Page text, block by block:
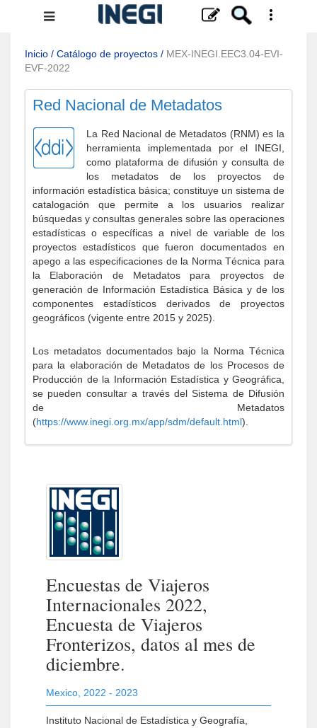
Menú
navegación
Inicio / Catálogo de proyectos / MEX-INEGI.EEC3.04-EVI-
EVF-2022
Red Nacional de Metadatos
La Red Nacional de Metadatos (RNM) es la
herramienta implementada por el INEGI,
como plataforma de difusión y consulta de
los metadatos de los proyectos de
información estadística básica; constituye un sistema de
catalogación que permite a los usuarios realizar
búsquedas y consultas generales sobre las operaciones
estadísticas o específicas a nivel de variable de los
proyectos estadísticos que fueron documentados en
apego a las especificaciones de la Norma Técnica para
la Elaboración de Metadatos para proyectos de
generación de Información Estadística Básica y de los
componentes estadísticos derivados de proyectos
geográficos (vigente entre 2015 y 2025).
Los metadatos documentados bajo la Norma Técnica
para la elaboración de Metadatos de los Procesos de
Producción de la Información Estadística y Geográfica,
se pueden consultar a través del Sistema de Difusión
de Metadatos
(https://www.inegi.org.mx/app/sdm/default.html).
Encuestas de Viajeros
Internacionales 2022,
Encuesta de Viajeros
Fronterizos, datos al mes de
diciembre.
Mexico 2022 - 2023
Instituto Nacional de Estadística y Geografía,